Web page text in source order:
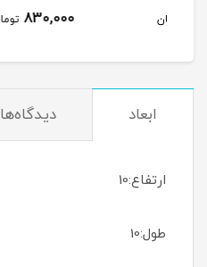
830,000 تومان
ابعاد دیدگاه‌ها
ارتفاع:10
طول:10